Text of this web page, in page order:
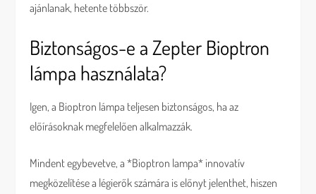
ajánlanak, hetente többször.
Biztonságos-e a Zepter Bioptron
lámpa használata?
Igen, a Bioptron lámpa teljesen biztonságos, ha az
előírásoknak megfelelően alkalmazzák.
Mindent egybevetve, a *Bioptron lampa* innovatív
megközelítése a légierők számára is előnyt jelenthet, hiszen